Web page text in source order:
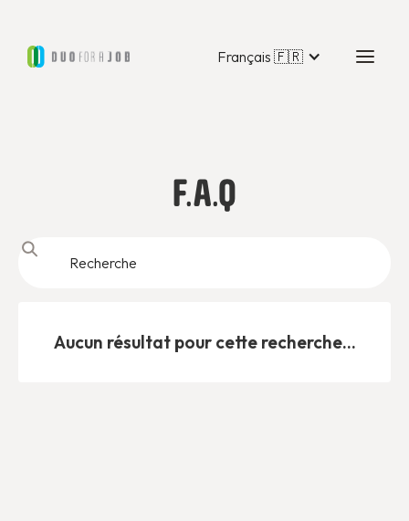
Français 🇫🇷
F.A.Q
Aucun résultat pour cette recherche...